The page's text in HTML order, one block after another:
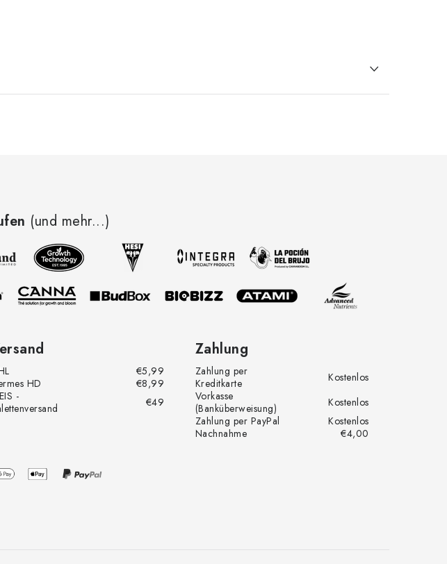
(und mehr...)
€5,99
HD
€8,99
-
€49
Zahlung
Zahlung per
Kreditkarte
Kostenlos
Vorkasse
(Banküberweisung)
Kostenlos
Zahlung per PayPal
Kostenlos
Nachnahme
€4,00